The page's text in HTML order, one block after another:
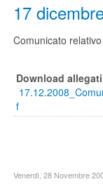
17
Comunicato
Download
f
Venerdì, 28 Novembre